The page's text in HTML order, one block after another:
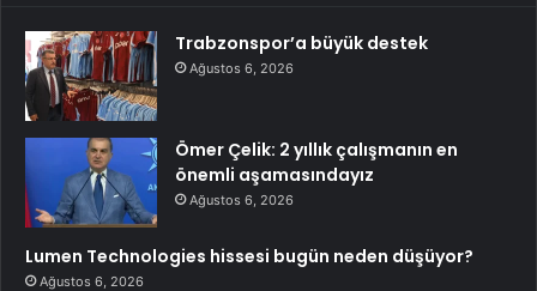
Trabzonspor’a büyük destek
Ağustos 6, 2026
Ömer Çelik: 2 yıllık çalışmanın en
önemli aşamasındayız
Ağustos 6, 2026
Lumen Technologies hissesi bugün neden düşüyor?
Ağustos 6, 2026